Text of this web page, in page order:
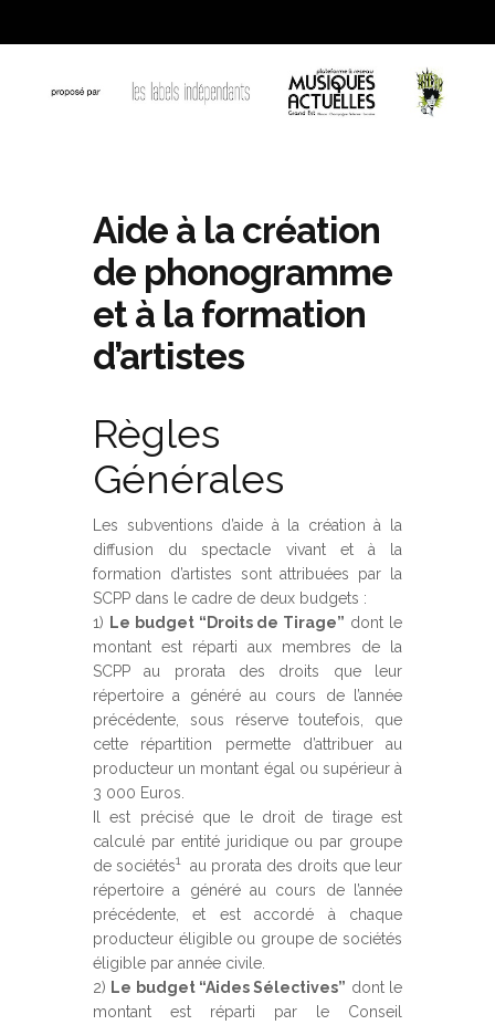
Aide à la création
de phonogramme
et à la formation
d’artistes
Règles
Générales
Les subventions d’aide à la création à la
diffusion du spectacle vivant et à la
formation d’artistes sont attribuées par la
SCPP dans le cadre de deux budgets :
1) Le budget “Droits de Tirage” dont le
montant est réparti aux membres de la
SCPP au prorata des droits que leur
répertoire a généré au cours de l’année
précédente, sous réserve toutefois, que
cette répartition permette d’attribuer au
producteur un montant égal ou supérieur à
3 000 Euros.
Il est précisé que le droit de tirage est
calculé par entité juridique ou par groupe
de sociétés1 au prorata des droits que leur
répertoire a généré au cours de l’année
précédente, et est accordé à chaque
producteur éligible ou groupe de sociétés
éligible par année civile.
2) Le budget “Aides Sélectives” dont le
montant est réparti par le Conseil